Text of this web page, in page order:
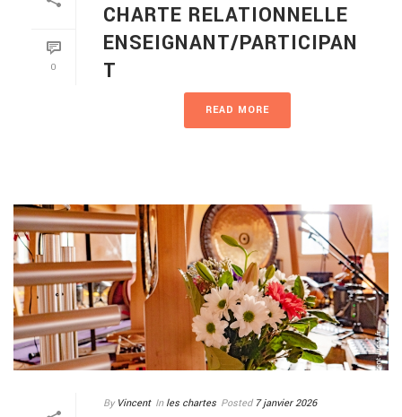
0
CHARTE RELATIONNELLE
ENSEIGNANT/PARTICIPAN
T
READ MORE
By Vincent In les chartes Posted 7 janvier 2026